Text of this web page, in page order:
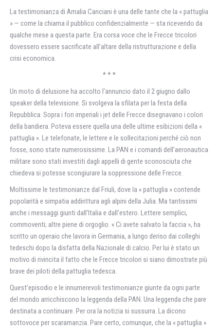
La testimonianza di Amalia Canciani è una delle tante che la « pattuglia
» — come la chiama il pubblico confidenzialmente — sta ricevendo da
qualche mese a questa parte. Era corsa voce che le Frecce tricolori
dovessero essere sacrificate all’altare della ristrutturazione e della
crisi economica.
* * *
Un moto di delusione ha accolto l’annuncio dato il 2 giugno dallo
speaker della televisione. Si svolgeva la sfilata per la festa della
Repubblica. Sopra i fori imperiali i jet delle Frecce disegnavano i colori
della bandiera. Poteva essere quella una delle ultime esibizioni della «
pattuglia ». Le telefonate, le lettere e le sollecitazioni perché ciò non
fosse, sono state numerosissime. La PAN e i comandi dell’aeronautica
militare sono stati investiti dagli appelli di gente sconosciuta che
chiedeva si potesse scongiurare la soppressione delle Frecce.
Moltissime le testimonianze dal Friuli, dove la « pattuglia » contende
popolarità e simpatia addirittura agli alpini della Julia. Ma tantissimi
anche i messaggi giunti dall’Italia e dall’estero. Lettere semplici,
commoventi; altre piene di orgoglio. « Ci avete salvato la faccia », ha
scritto un operaio che lavora in Germania, a lungo deriso dai colleghi
tedeschi dopo la disfatta della Nazionale di calcio. Per lui è stato un
motivo di rivincita il fatto che le Frecce tricolori si siano dimostrate più
brave dei piloti della pattuglia tedesca.
Quest’episodio e le innumerevoli testimonianze giunte da ogni parte
del mondo arricchiscono la leggenda della PAN. Una leggenda che pare
destinata a continuare. Per ora la notizia si sussurra. La dicono
sottovoce per scaramanzia. Pare certo, comunque, che la « pattuglia »